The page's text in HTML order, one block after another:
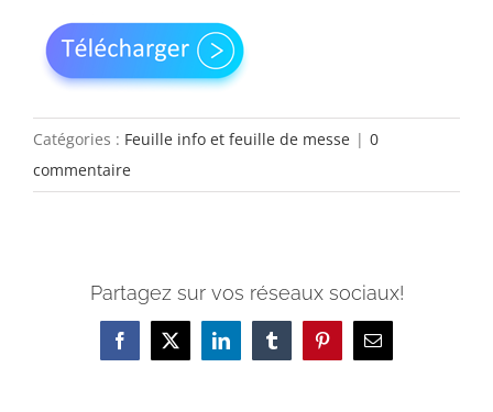
Catégories : Feuille info et feuille de messe | 0
commentaire
Partagez sur vos réseaux sociaux!
Facebook
X LinkedInTumblrPinterestEmail